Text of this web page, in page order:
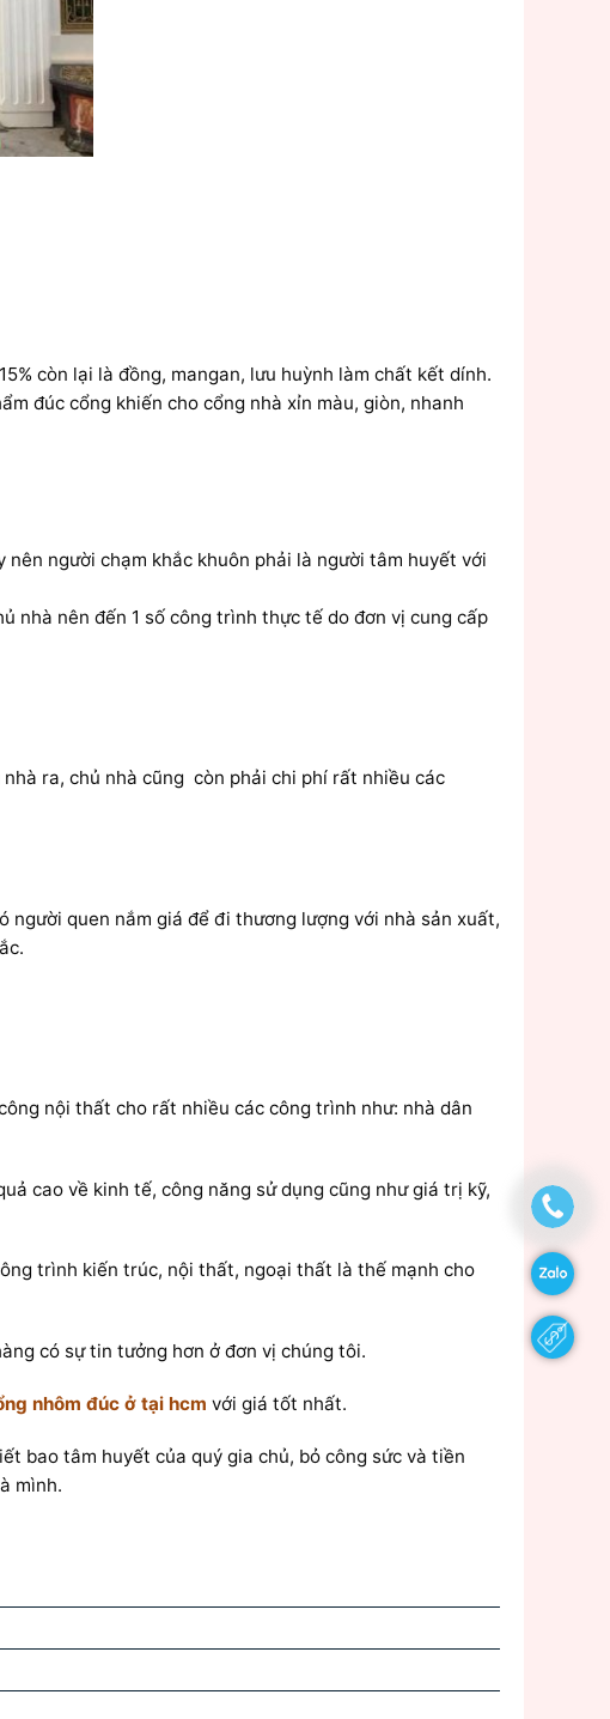
còn lại là đồng, mangan, lưu huỳnh làm chất kết dính.
đúc cổng khiến cho cổng nhà xỉn màu, giòn, nhanh
người chạm khắc khuôn phải là người tâm huyết với
nhà nên đến 1 số công trình thực tế do đơn vị cung cấp
ra, chủ nhà cũng còn phải chi phí rất nhiều các
người quen nắm giá để đi thương lượng với nhà sản xuất,
nội thất cho rất nhiều các công trình như: nhà dân
cao về kinh tế, công năng sử dụng cũng như giá trị kỹ,
trình kiến trúc, nội thất, ngoại thất là thế mạnh cho
có sự tin tưởng hơn ở đơn vị chúng tôi.
nhôm đúc ở tại hcm với giá tốt nhất.
bao tâm huyết của quý gia chủ, bỏ công sức và tiền
mình.